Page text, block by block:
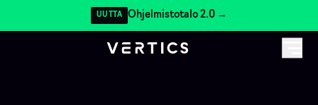
UUTTA Ohjelmistotalo 2.0 →